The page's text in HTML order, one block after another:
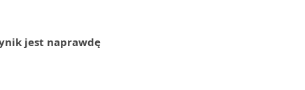
jest naprawdę